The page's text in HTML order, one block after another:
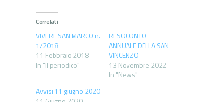
Correlati
VIVERE SAN MARCO n.
1/2018
11 Febbraio 2018
In "Il periodico"
RESOCONTO
ANNUALE DELLA SAN
VINCENZO
13 Novembre 2022
In "News"
Avvisi 11 giugno 2020